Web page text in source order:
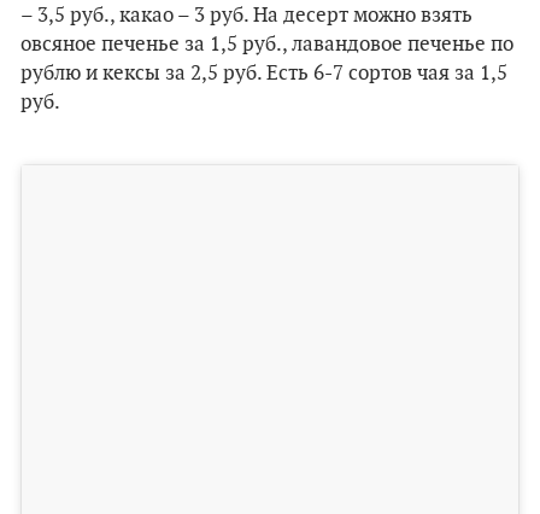
– 3,5 руб., какао – 3 руб. На десерт можно взять
овсяное печенье за 1,5 руб., лавандовое печенье по
рублю и кексы за 2,5 руб. Есть 6-7 сортов чая за 1,5
руб.